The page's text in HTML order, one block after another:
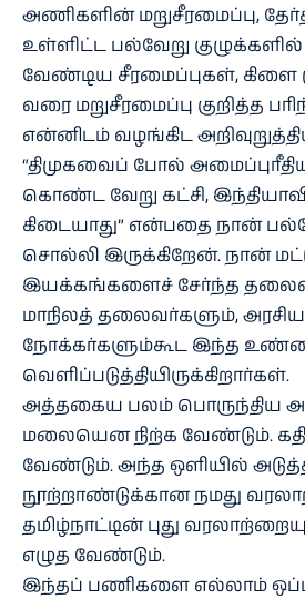
அணிகளின் மறுசீரமைப்பு,
உள்ளிட்ட பல்வேறு
வேண்டிய சீரமைப்புகள்,
வரை மறுசீரமைப்பு குறித்த
என்னிடம் வழங்கிட
“திமுகவைப் போல்
கொண்ட வேறு கட்சி,
கிடையாது” என்பதை நான்
சொல்லி இருக்கிறேன். நான்
இயக்கங்களைச் சேர்ந்த
மாநிலத் தலைவர்களும்,
நோக்கர்களும்கூட இந்த
வெளிப்படுத்தியிருக்கிறார்கள்.
அத்தகைய பலம் பொருந்திய
மலையென நிற்க வேண்டும்.
வேண்டும். அந்த ஒளியில்
நூற்றாண்டுக்கான நமது
தமிழ்நாட்டின் புது
எழுத வேண்டும்.
இந்தப் பணிகளை எல்லாம்